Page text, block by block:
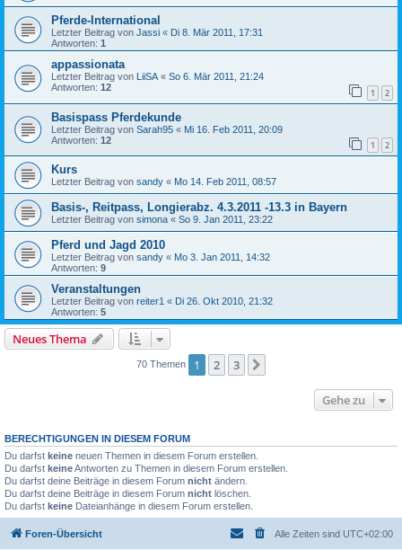
Pferde-International
Letzter Beitrag von Jassi « Di 8. Mär 2011, 17:31
Antworten: 1
appassionata
Letzter Beitrag von LiiSA « So 6. Mär 2011, 21:24
Antworten: 12 1 2
Basispass Pferdekunde
Letzter Beitrag von Sarah95 « Mi 16. Feb 2011, 20:09
Antworten: 12 1 2
Kurs
Letzter Beitrag von sandy « Mo 14. Feb 2011, 08:57
Basis-, Reitpass, Longierabz. 4.3.2011 -13.3 in Bayern
Letzter Beitrag von simona « So 9. Jan 2011, 23:22
Pferd und Jagd 2010
Letzter Beitrag von sandy « Mo 3. Jan 2011, 14:32
Antworten: 9
Veranstaltungen
Letzter Beitrag von reiter1 « Di 26. Okt 2010, 21:32
Antworten: 5
Neues Thema
70 Themen 1 2 3
Gehe zu
BERECHTIGUNGEN IN DIESEM FORUM
Du darfst keine neuen Themen in diesem Forum erstellen.
Du darfst keineAntworten zu Themen in diesem Forum erstellen.
Du darfst deine Beiträge in diesem Forum nicht ändern.
Du darfst deine Beiträge in diesem Forum nicht löschen.
Du darfst keine Dateianhänge in diesem Forum erstellen.
Foren-Übersicht Alle Zeiten sind UTC+02:00